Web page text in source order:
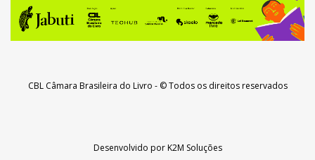
CBL Câmara Brasileira do Livro - © Todos os direitos reservados
Desenvolvido porK2M Soluções